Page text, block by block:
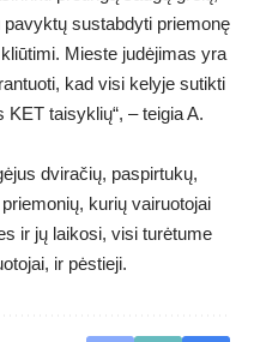
sustabdyti priemonę
Mieste judėjimas yra
kad visi kelyje sutikti
taisyklių“, – teigia A.
dviračių, paspirtukų,
kurių vairuotojai
ir jų laikosi, visi turėtume
ir pėstieji.